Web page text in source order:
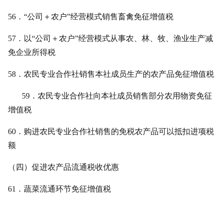
56．“公司＋农户”经营模式销售畜禽免征增值税
57．以“公司＋农户”经营模式从事农、林、牧、渔业生产减
免企业所得税
58．农民专业合作社销售本社成员生产的农产品免征增值税
59．农民专业合作社向本社成员销售部分农用物资免征
增值税
60．购进农民专业合作社销售的免税农产品可以抵扣进项税
额
（四）促进农产品流通税收优惠
61．蔬菜流通环节免征增值税